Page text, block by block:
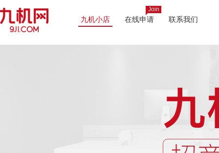
九机小店 在线申请
Join
联系我们